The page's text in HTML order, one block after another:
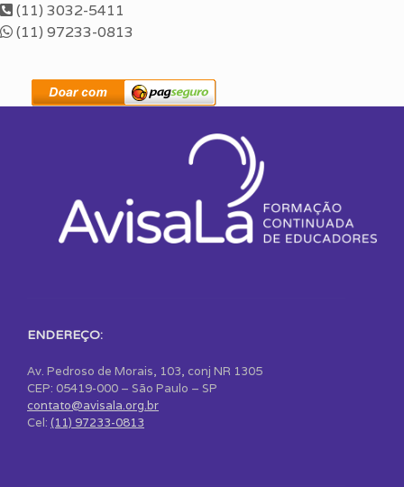
(11) 3032-5411
(11) 97233-0813
ENDEREÇO:
Av. Pedroso de Morais, 103, conj NR 1305
CEP: 05419-000 – São Paulo – SP
contato@avisala.org.br
Cel: (11) 97233-0813